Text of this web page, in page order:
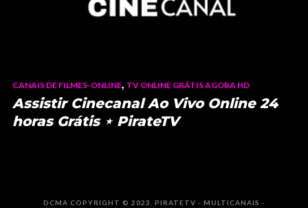
CANAIS DE FILMES-ONLINE, TV ONLINE GRÁTIS AGORA HD
Assistir Cinecanal Ao Vivo Online 24
horas Grátis ⋆ PirateTV
DCMA COPYRIGHT © 2023. PIRATETV - MULTICANAIS -